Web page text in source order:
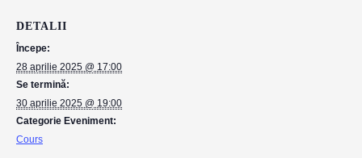
DETALII
Începe:
28 aprilie 2025 @ 17:00
Se termină:
30 aprilie 2025 @ 19:00
Categorie Eveniment:
Cours